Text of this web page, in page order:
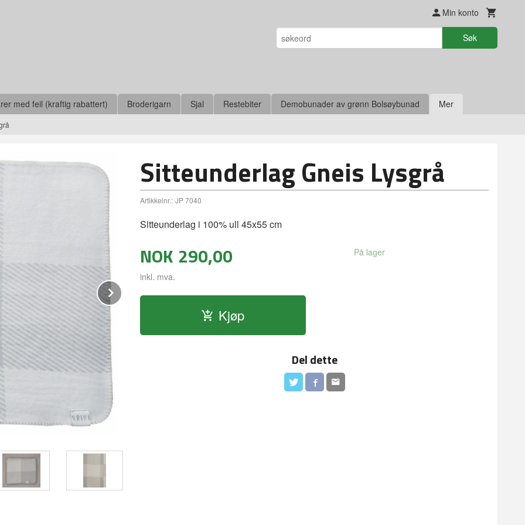
Min konto
Søk
med feil (kraftig rabattert) Broderigarn Sjal Restebiter Demobunader av grønn Bolsøybunad Mer
Next
Sitteunderlag Gneis Lysgrå
Artikkelnr.: JP 7040
Sitteunderlag i 100% ull 45x55 cm
NOK 290,00
inkl. mva.
På lager
Kjøp
Del dette